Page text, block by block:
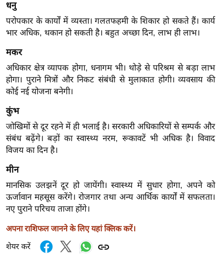
ज
ग
त
बॉ
ली
वु
ड
ली
वु
ड
ल्म
स
मी
क्षा
B
e
धनु
परोपकार के कार्यों में व्यस्ता। गलतफहमी के शिकार हो सकते हैं। कार्य
भार अधिक, थकान हो सकती है। बहुत अच्छा दिन, लाभ ही लाभ।
मकर
अधिकार क्षेत्र व्यापक होगा, धनागम भी। थोड़े से परिश्रम से बड़ा लाभ
होगा। पुराने मित्रों और निकट संबंधी से मुलाकात होगी। व्यवसाय की
कोई नई योजना बनेगी।
कुंभ
जोखिमों से दूर रहने में ही भलाई है। सरकारी अधिकारियों से सम्पर्क और
संबंध बढ़ेंगे। बड़ों का स्वास्थ्य नरम, रूकावटें भी अधिक है। विवाद
विजय का दिन है।
मीन
मानसिक उलझनें दूर हो जायेंगी। स्वास्थ्य में सुधार होगा, अपने को
ऊर्जावान महसूस करेंगे। रोजगार तथा अन्य आर्थिक कार्यों में सफलता।
नए पुराने परिचय ताजा होंगे।
अपना राशिफल जानने के लिए यहां क्लिक करें।
शेयर करें